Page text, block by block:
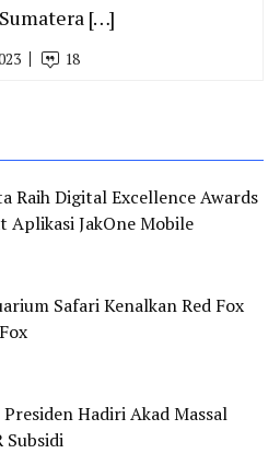
[…]
18
Raih Digital Excellence Awards
Aplikasi JakOne Mobile
Safari Kenalkan Red Fox
Hadiri Akad Massal
Subsidi